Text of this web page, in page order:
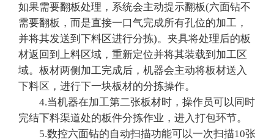
如果需要翻板处理，系统会主动提示翻板(六面钻不
需要翻板，而是直接一口气完成所有孔位的加工，
并将其发送到下料区进行分拣)。夹具将处理后的板
材返回到上料区域，重新定位并将其装载到加工区
域。板材两侧加工完成后，机器会主动将板材送入
下料区，进行下一块板材的分拣操作。
4.当机器在加工第二张板材时，操作员可以同时
完结下料渠道处的板件分拣作业，进入打包环节。
5.数控六面钻的自动扫描功能可以一次扫描10张